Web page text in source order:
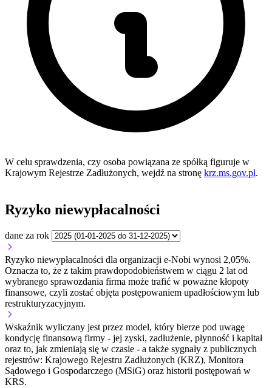
W celu sprawdzenia, czy osoba powiązana ze spółką figuruje w
Krajowym Rejestrze Zadłużonych, wejdź na stronę krz.ms.gov.pl.
Ryzyko niewypłacalności
dane za rok
Ryzyko niewypłacalności dla organizacji e-Nobi wynosi 2,05%.
Oznacza to, że z takim prawdopodobieństwem w ciągu 2 lat od
wybranego sprawozdania firma może trafić w poważne kłopoty
finansowe, czyli zostać objęta postępowaniem upadłościowym lub
restrukturyzacyjnym.
Wskaźnik wyliczany jest przez model, który bierze pod uwagę
kondycję finansową firmy - jej zyski, zadłużenie, płynność i kapitał
oraz to, jak zmieniają się w czasie - a także sygnały z publicznych
rejestrów: Krajowego Rejestru Zadłużonych (KRZ), Monitora
Sądowego i Gospodarczego (MSiG) oraz historii postępowań w
KRS.